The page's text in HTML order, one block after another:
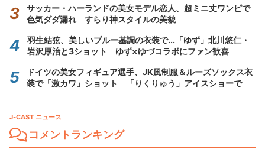
サッカー・ハーランドの美女モデル恋人、超ミニ丈ワンピで
色気ダダ漏れ すらり神スタイルの美貌
羽生結弦、美しいブルー基調の衣装で...「ゆず」北川悠仁・
岩沢厚治と3ショット ゆず×ゆづコラボにファン歓喜
ドイツの美女フィギュア選手、JK風制服＆ルーズソックス衣
装で「激カワ」ショット 「りくりゅう」アイスショーで
J-CAST ニュース
コメントランキング